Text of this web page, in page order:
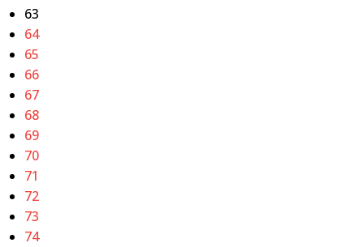
63
64
65
66
67
68
69
70
71
72
73
74